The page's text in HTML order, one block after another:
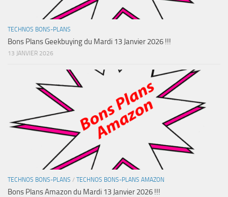
TECHNOS BONS-PLANS
Bons Plans Geekbuying du Mardi 13 Janvier 2026 !!!
13 JANVIER 2026
TECHNOS BONS-PLANS / TECHNOS BONS-PLANS AMAZON
Bons Plans Amazon du Mardi 13 Janvier 2026 !!!